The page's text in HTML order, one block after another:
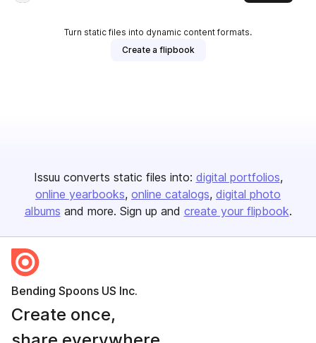
Turn static files into dynamic content formats.
Create a flipbook
Issuu converts static files into: digital portfolios
online yearbooks online catalogs digital photo
albums and more. Sign up and create your flipbook.
Bending Spoons US Inc.
Create once,